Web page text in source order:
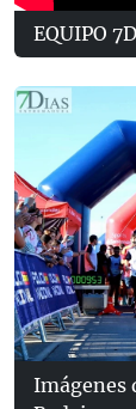
EQUIPO
Imágenes